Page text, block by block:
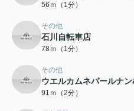
56ｍ（1分）
その他
石川自転車店
78ｍ（1分）
その他
ウエルカムネパールナ
91ｍ（2分）